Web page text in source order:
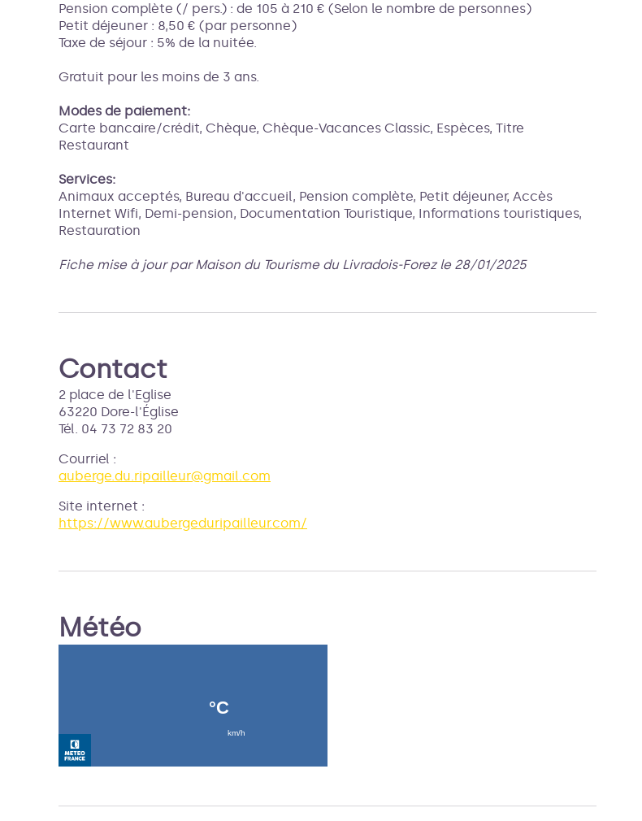
Pension complète (/ pers.) : de 105 à 210 € (Selon le nombre de personnes)
Petit déjeuner : 8,50 € (par personne)
Taxe de séjour : 5% de la nuitée.
Gratuit pour les moins de 3 ans.
Modes de paiement:
Carte bancaire/crédit, Chèque, Chèque-Vacances Classic, Espèces, Titre
Restaurant
Services:
Animaux acceptés, Bureau d'accueil, Pension complète, Petit déjeuner, Accès
Internet Wifi, Demi-pension, Documentation Touristique, Informations touristiques,
Restauration
Fiche mise à jour par Maison du Tourisme du Livradois-Forez le 28/01/2025
Contact
2 place de l'Eglise
63220 Dore-l'Église
Tél. 04 73 72 83 20
Courriel :
auberge.du.ripailleur@gmail.com
Site internet :
https://www.aubergeduripailleur.com/
Météo